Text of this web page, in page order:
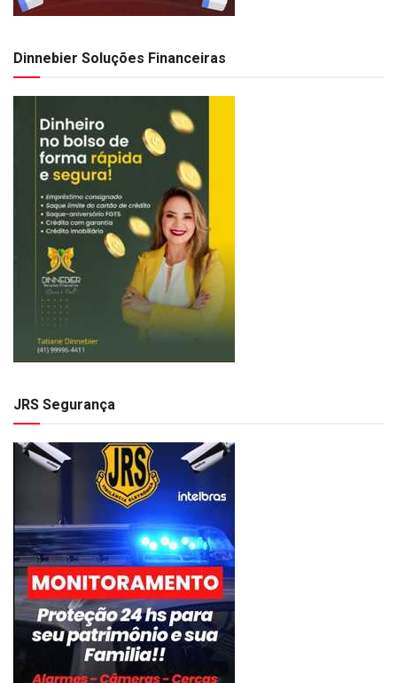
Dinnebier Soluções Financeiras
JRS Segurança